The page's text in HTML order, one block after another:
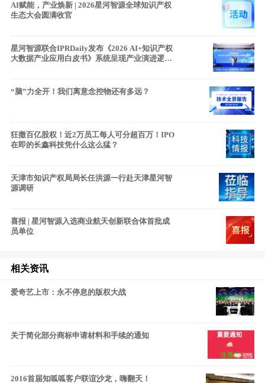
AI赋能，产业焕新 | 2026星河智源全球知识产权
生态大会圆满收官
星河智源联合IPRDaily发布《2026 AI+知识产权
大数据产业应用白皮书》系统呈现产业演进逻辑
“脑”力全开！我们离意念控物还有多远？
狂撒百亿股权！近2万员工每人可分超百万！IPO
在即的长鑫科技凭什么这么猛？
天津市知识产权局局长任洪源一行赴天津星河智
源调研
喜报 | 星河智源入选商业航天创新联合体首批成
员单位
相关资讯
爱奇艺上市：永不停息的版权大战
关于简化部分商标申请材料和手续的通知
2016首届知呱呱客户联谊沙龙，嗨翻天！